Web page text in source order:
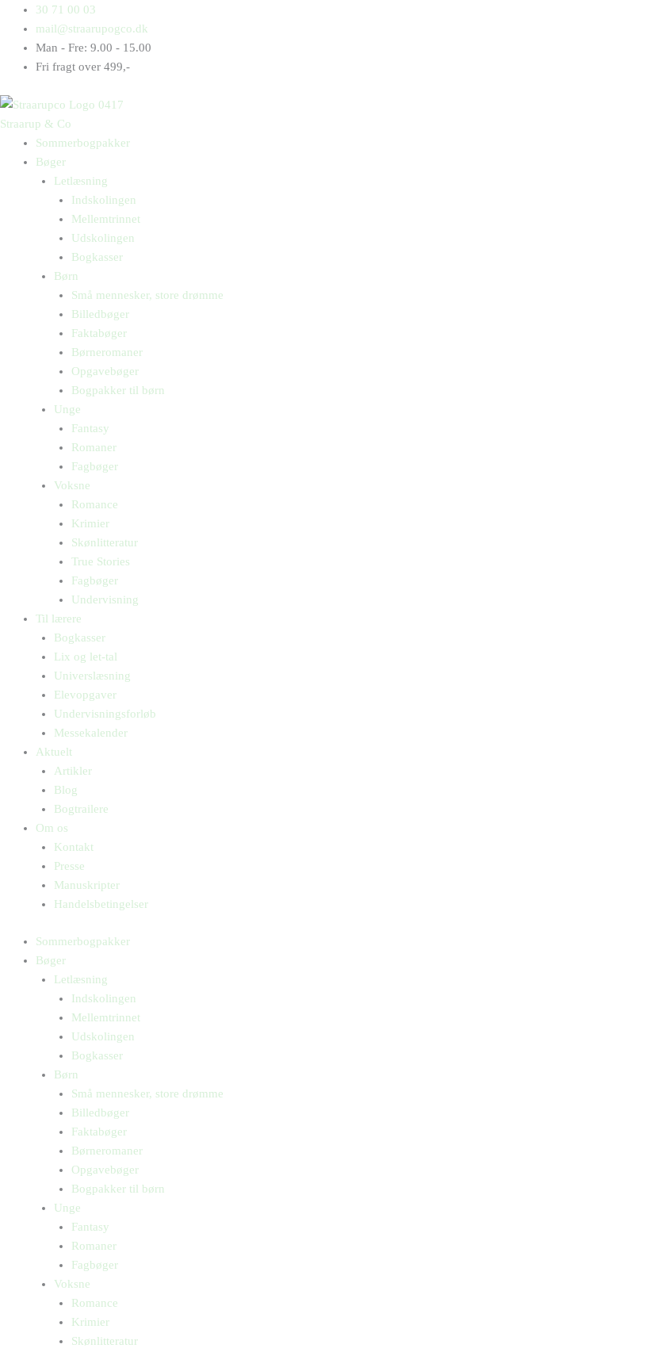
indholdet
30 71 00 03
mail@straarupogco.dk
Man - Fre: 9.00 - 15.00
Fri fragt over 499,-
Straarup & Co
Sommerbogpakker
Bøger
Letlæsning
Indskolingen
Mellemtrinnet
Udskolingen
Bogkasser
Børn
Små mennesker, store drømme
Billedbøger
Faktabøger
Børneromaner
Opgavebøger
Bogpakker til børn
Unge
Fantasy
Romaner
Fagbøger
Voksne
Romance
Krimier
Skønlitteratur
True Stories
Fagbøger
Undervisning
Til lærere
Bogkasser
Lix og let-tal
Universlæsning
Elevopgaver
Undervisningsforløb
Messekalender
Aktuelt
Artikler
Blog
Bogtrailere
Om os
Kontakt
Presse
Manuskripter
Handelsbetingelser
Sommerbogpakker
Bøger
Letlæsning
Indskolingen
Mellemtrinnet
Udskolingen
Bogkasser
Børn
Små mennesker, store drømme
Billedbøger
Faktabøger
Børneromaner
Opgavebøger
Bogpakker til børn
Unge
Fantasy
Romaner
Fagbøger
Voksne
Romance
Krimier
Skønlitteratur
Products
search
Products
search
Kujon